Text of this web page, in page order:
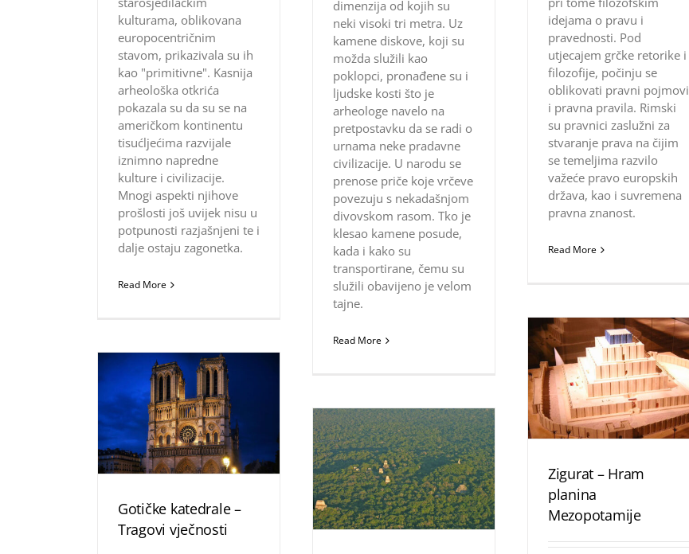
kulturama, oblikovana
europocentričnim
stavom, prikazivala su ih
kao "primitivne". Kasnija
arheološka otkrića
pokazala su da su se na
američkom kontinentu
tisućljećima razvijale
iznimno napredne
kulture i civilizacije.
Mnogi aspekti njihove
prošlosti još uvijek nisu u
potpunosti razjašnjeni te i
dalje ostaju zagonetka.
Read More
dimenzija od kojih su
neki visoki tri metra. Uz
kamene diskove, koji su
možda služili kao
poklopci, pronađene su i
ljudske kosti što je
arheologe navelo na
pretpostavku da se radi o
urnama neke pradavne
civilizacije. U narodu se
prenose priče koje vrčeve
povezuju s nekadašnjom
divovskom rasom. Tko je
klesao kamene posude,
kada i kako su
transportirane, čemu su
služili obavijeno je velom
tajne.
Read More
idejama o pravu i
pravednosti. Pod
utjecajem grčke retorike i
filozofije, počinju se
oblikovati pravni pojmovi
i pravna pravila. Rimski
su pravnici zaslužni za
stvaranje prava na čijim
se temeljima razvilo
važeće pravo europskih
država, kao i suvremena
pravna znanost.
Read More
Zigurat – Hram
planina
Mezopotamije
Gotičke katedrale –
Tragovi vječnosti